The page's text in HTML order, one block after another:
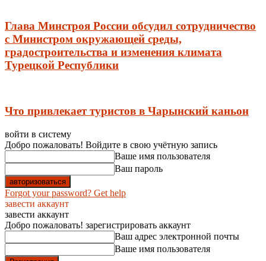
Глава Минстроя России обсудил сотрудничество
с Министром окружающей среды,
градостроительства и изменения климата
Турецкой Республики
Что привлекает туристов в Чарынский каньон
войти в систему
Добро пожаловать! Войдите в свою учётную запись
Ваше имя пользователя
Ваш пароль
Forgot your password? Get help
завести аккаунт
завести аккаунт
Добро пожаловать! зарегистрировать аккаунт
Ваш адрес электронной почты
Ваше имя пользователя